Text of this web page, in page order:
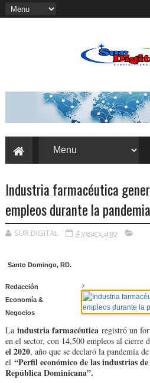
Industria farmacéutica
empleos durante la pandemia
SUR DIGITAL 4 years ago
Santo Domingo, RD.
Redacción
Economía &
Negocios
Laindustria farmacéuticaregistró un
en el sector, con 14,500 empleos al cierre
el 2020, año que se declaró la pandemia
el “Perfil económico de las industrias
República Dominicana”.